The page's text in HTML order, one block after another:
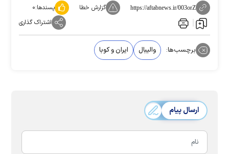
https://aftabnews.ir/003orZ گزارش خطا پسندها:۰
اشتراک گذاری
برچسب‌ها: والیبال ایران و کوبا
ارسال پیام